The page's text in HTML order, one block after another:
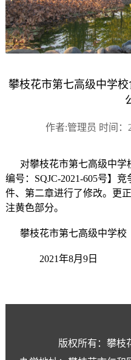
攀枝花市第七高级中学
作者:管理员 时间：
对攀枝花市第七高级中学
编号：SQJC-2021-605号】
件、第二章进行了修改。更
注黄色部分。
攀枝花市第七高级中学校
2021年8月9日
版权所有：攀枝